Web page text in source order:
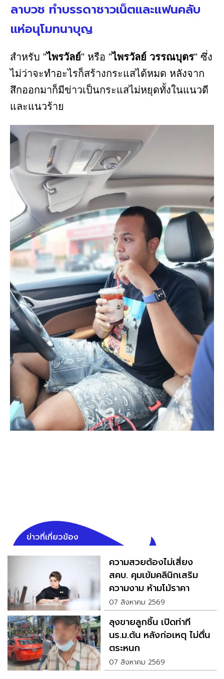
ลาบวช ทำบรรดาชาวเน็ตและแฟนคลับ
แห่อนุโมทนาบุญ
สำหรับ "ไพรวัลย์" หรือ "ไพรวัลย์ วรรณบุตร" ซึ่ง
ไม่ว่าจะทำอะไรก็สร้างกระแสได้หมด หลังจาก
สึกออกมาก็มีข่าวเป็นกระแสไม่หยุดทั้งในแนวดี
และแนวร้าย
ข่าวที่เกี่ยวข้อง
ความสวยต้องไม่เสี่ยง
สคบ. คุมเข้มคลินิกเสริม
ความงาม ห้ามโม้ราคา
โฆษณา
07 สิงหาคม 2569
ลุงขายลูกชิ้น เปิดท่าที
นร.ม.ต้น หลังก่อเหตุ ไม่ตื่น
ตระหนก
07 สิงหาคม 2569